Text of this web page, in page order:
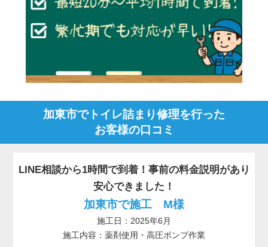
加東市でトイレ詰まり修理を行った
お客様の口コミ
LINE相談から1時間で到着！事前の料金説明があり
安心できました！
加東市で施工 M様
施工日：2025年6月
施工内容：薬剤使用・高圧ポンプ作業